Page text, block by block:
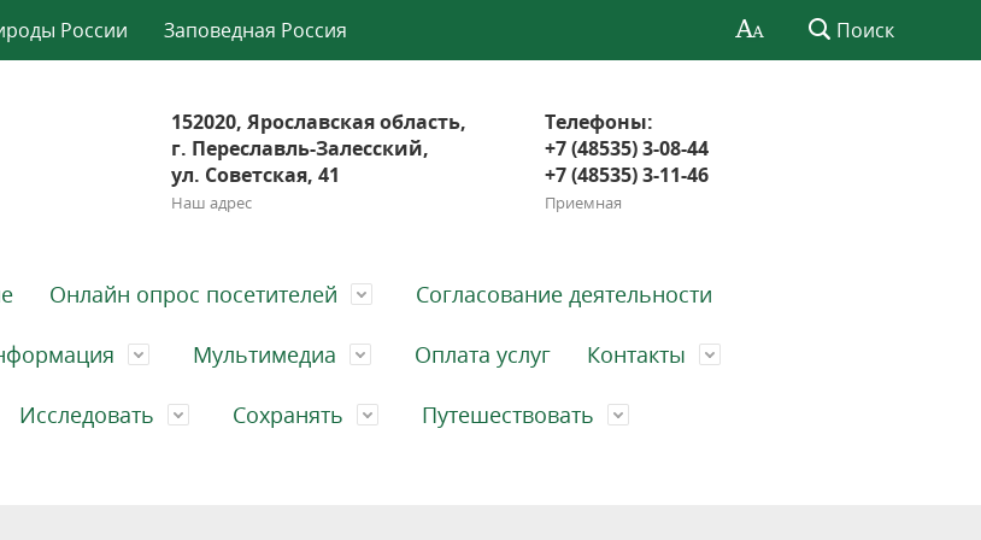
России Заповедная Россия Поиск
152020, Ярославская область,
г. Переславль-Залесский,
ул. Советская, 41
Наш адрес
Телефоны:
+7 (48535) 3-08-44
+7 (48535) 3-11-46
Приемная
Онлайн опрос посетителей Согласование деятельности
Мультимедиа Оплата услуг Контакты
Исследовать Сохранять Путешествовать